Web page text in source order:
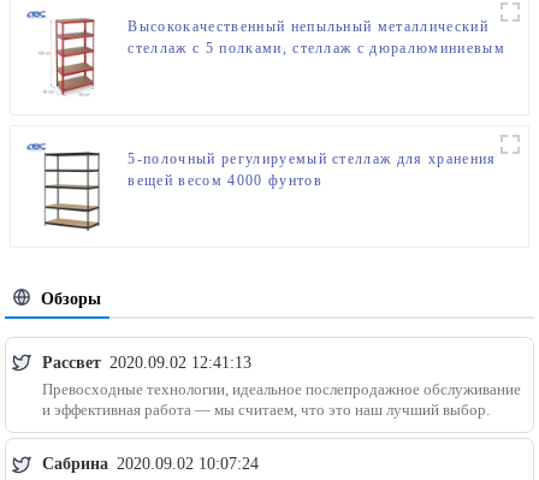
Высококачественный непыльный металлический
стеллаж с 5 полками, стеллаж с дюралюминиевым
5-полочный регулируемый стеллаж для хранения
вещей весом 4000 фунтов
Обзоры
Рассвет 2020.09.02 12:41:13
Превосходные технологии, идеальное послепродажное обслуживание
и эффективная работа — мы считаем, что это наш лучший выбор.
Сабрина 2020.09.02 10:07:24